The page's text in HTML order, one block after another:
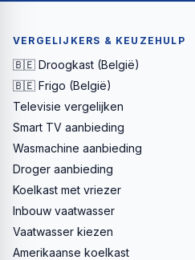
VERGELIJKERS & KEUZEHULP
🇧🇪 Droogkast (België)
🇧🇪 Frigo (België)
Televisie vergelijken
Smart TV aanbieding
Wasmachine aanbieding
Droger aanbieding
Koelkast met vriezer
Inbouw vaatwasser
Vaatwasser kiezen
Amerikaanse koelkast